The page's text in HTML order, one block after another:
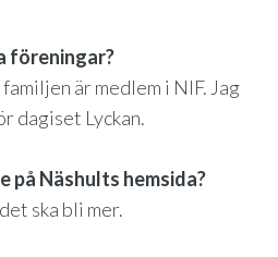
föreningar?
är medlem i NIF. Jag
dagiset Lyckan.
på Näshults hemsida?
ska bli mer.